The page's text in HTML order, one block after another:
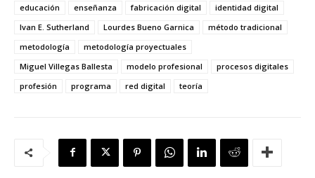
educación
enseñanza fabricación digital
identidad digital
Ivan E. Sutherland
Lourdes Bueno Garnica
método tradicional
metodología
metodología proyectuales
Miguel Villegas Ballesta
modelo profesional
procesos digitales
profesión
programa red digital teoría